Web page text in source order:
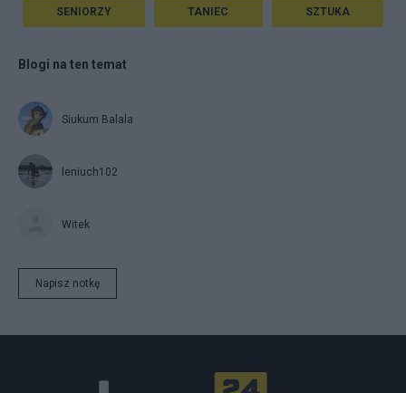
SENIORZY TANIEC SZTUKA
Blogi na ten temat
Siukum Balala
leniuch102
Witek
Napisz notkę